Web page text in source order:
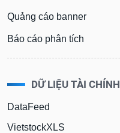
Quảng cáo banner
Báo cáo phân tích
DỮ LIỆU TÀI CHÍNH
DataFeed
VietstockXLS